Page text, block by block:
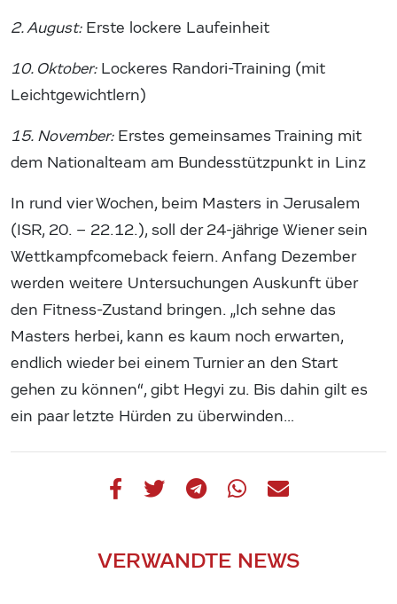
2. August:Erste lockere Laufeinheit
10. Oktober:Lockeres Randori-Training (mit
Leichtgewichtlern)
15. November: Erstes gemeinsames Training mit
dem Nationalteam am Bundesstützpunkt in Linz
In rund vier Wochen, beim Masters in Jerusalem
(ISR, 20. – 22.12.), soll der 24-jährige Wiener sein
Wettkampfcomeback feiern. Anfang Dezember
werden weitere Untersuchungen Auskunft über
den Fitness-Zustand bringen. „Ich sehne das
Masters herbei, kann es kaum noch erwarten,
endlich wieder bei einem Turnier an den Start
gehen zu können“, gibt Hegyi zu. Bis dahin gilt es
ein paar letzte Hürden zu überwinden…
VERWANDTE NEWS